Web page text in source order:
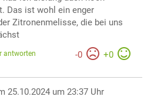
Das ist wohl ein enger
Zitronenmelisse, die bei uns
-0 +0
antworten
25.10.2024 um 23:37 Uhr